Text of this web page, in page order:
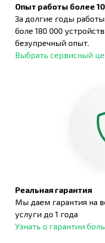
Опыт работы более
За долгие годы
боле 180 000
безупречный опыт.
Выбрать сервисный
Реальная гарантия
Мы даем гарантия на
услуги до 1 года
Узнать о гарантии